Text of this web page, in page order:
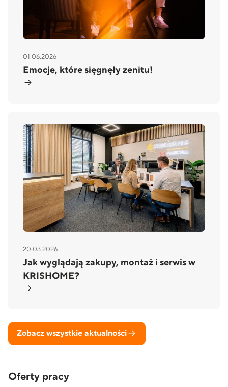
01.06.2026
Emocje, które sięgnęły zenitu!
20.03.2026
Jak wyglądają zakupy, montaż i serwis w
KRISHOME?
Zobacz wszystkie aktualności
Oferty pracy